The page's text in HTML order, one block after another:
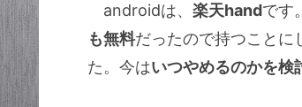
androidは、 楽天handです
も無料だったので持つことに
た。今はいつやめるのかを検